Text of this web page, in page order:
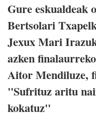
Gure eskualdeak
Bertsolari
Jexux Mari
azken
Aitor Mendiluze,
"Sufrituz aritu
kokatuz"